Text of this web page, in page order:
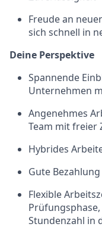
Freude an
sich schnell in
Deine Perspektive
Spannende
Unternehmen
Angenehmes
Team mit freier
Hybrides
Gute Bezahlung
Flexible
Stundenzahl in